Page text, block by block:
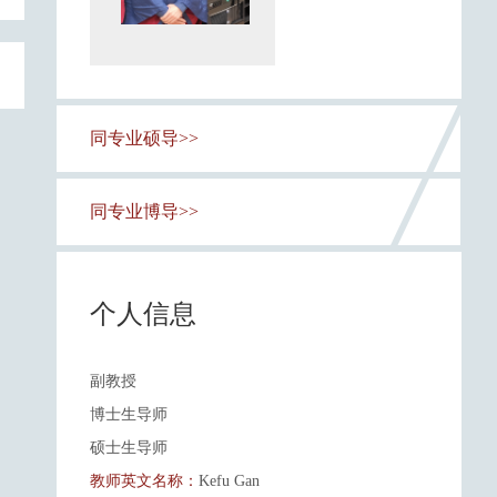
同专业硕导>>
同专业博导>>
个人信息
副教授
博士生导师
硕士生导师
教师英文名称： Kefu Gan